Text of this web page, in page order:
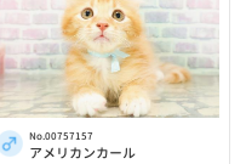
No.00757157
アメリカンカール